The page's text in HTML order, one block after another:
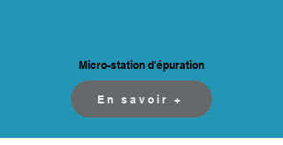
Micro-station d'épuration
En savoir +